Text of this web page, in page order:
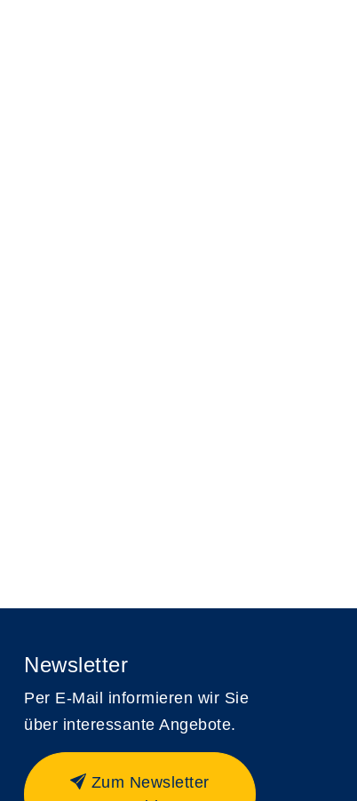
Newsletter
Per E-Mail informieren wir Sie
über interessante Angebote.
Zum Newsletter